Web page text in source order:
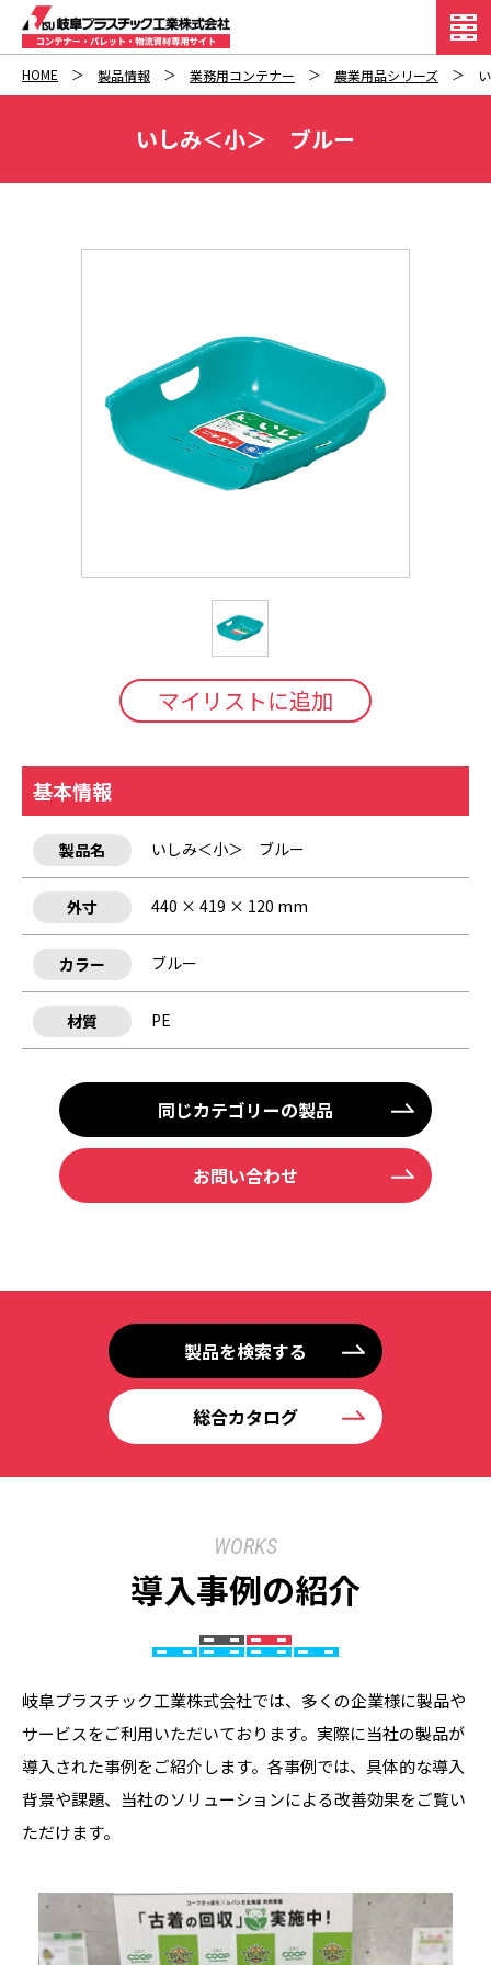
HOME 製品情報 業務用コンテナー 農業用品シリーズ
いしみ＜小＞ ブルー
マイリストに追加
基本情報
製品名 いしみ＜小＞ ブルー
外寸 440 × 419 × 120 mm
カラー ブルー
材質 PE
同じカテゴリーの製品
お問い合わせ
製品を検索する
総合カタログ
WORKS
導入事例の紹介
岐阜プラスチック工業株式会社では、多くの企業様に製品や
サービスをご利用いただいております。実際に当社の製品が
導入された事例をご紹介します。各事例では、具体的な導入
背景や課題、当社のソリューションによる改善効果をご覧い
ただけます。